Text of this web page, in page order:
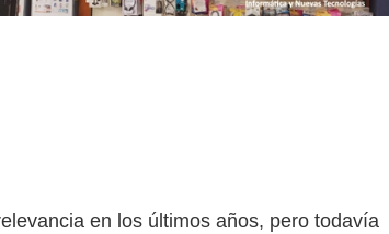
en los últimos años, pero todavía